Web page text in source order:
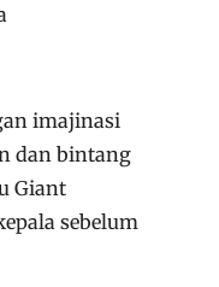
imajinasi
dan bintang
Giant
sebelum